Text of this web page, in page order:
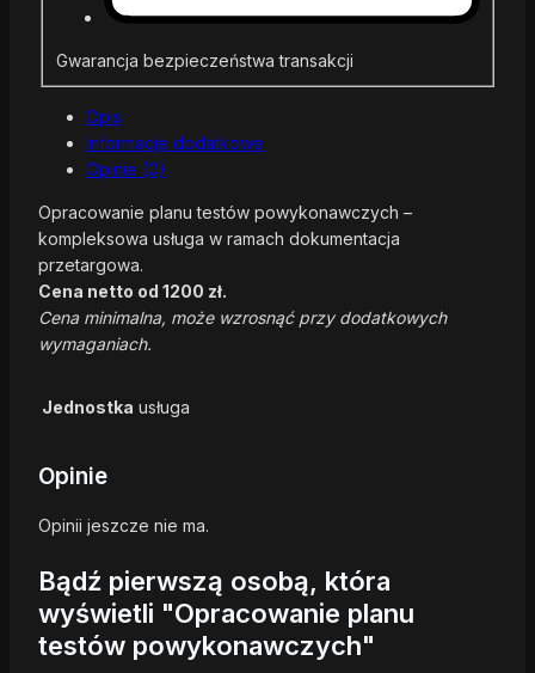
Gwarancja bezpieczeństwa transakcji
Opis
Informacje dodatkowe
Opinie (0)
Opracowanie planu testów powykonawczych –
kompleksowa usługa w ramach dokumentacja
przetargowa.
Cena netto od 1200 zł.
Cena minimalna, może wzrosnąć przy dodatkowych
wymaganiach.
Jednostka usługa
Opinie
Opinii jeszcze nie ma.
Bądź pierwszą osobą, która
wyświetli "Opracowanie planu
testów powykonawczych"